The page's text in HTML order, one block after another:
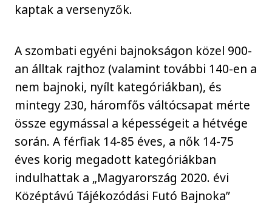
kaptak a versenyzők.
A szombati egyéni bajnokságon közel 900-
an álltak rajthoz (valamint további 140-en a
nem bajnoki, nyílt kategóriákban), és
mintegy 230, háromfős váltócsapat mérte
össze egymással a képességeit a hétvége
során. A férfiak 14-85 éves, a nők 14-75
éves korig megadott kategóriákban
indulhattak a „Magyarország 2020. évi
Középtávú Tájékozódási Futó Bajnoka”